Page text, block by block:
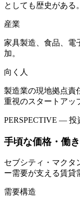
としても歴史がある
産業
家具製造、食品、電
加。
向く人
製造業の現地拠点責
重視のスタートアッ
PERSPECTIVE — 投
手頃な価格・働き
セブシティ・マクタ
ー需要が支える賃貸
需要構造